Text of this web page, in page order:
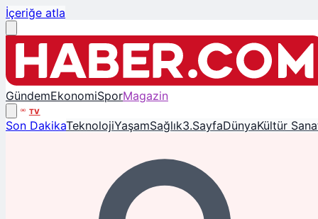
İçeriğe atla
GündemEkonomiSporMagazin
TV
Son DakikaTeknolojiYaşamSağlık3.SayfaDünyaKültür